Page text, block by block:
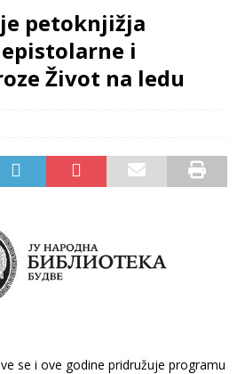
petoknjižja
i
Život na ledu
se i ove godine pridružuje programu